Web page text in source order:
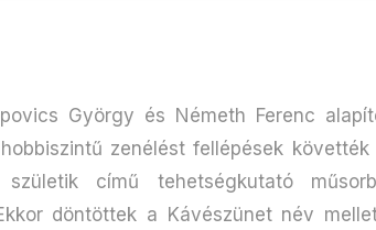
György és Németh Ferenc
zenélést fellépések
című tehetségkutató
döntöttek a Kávészünet név